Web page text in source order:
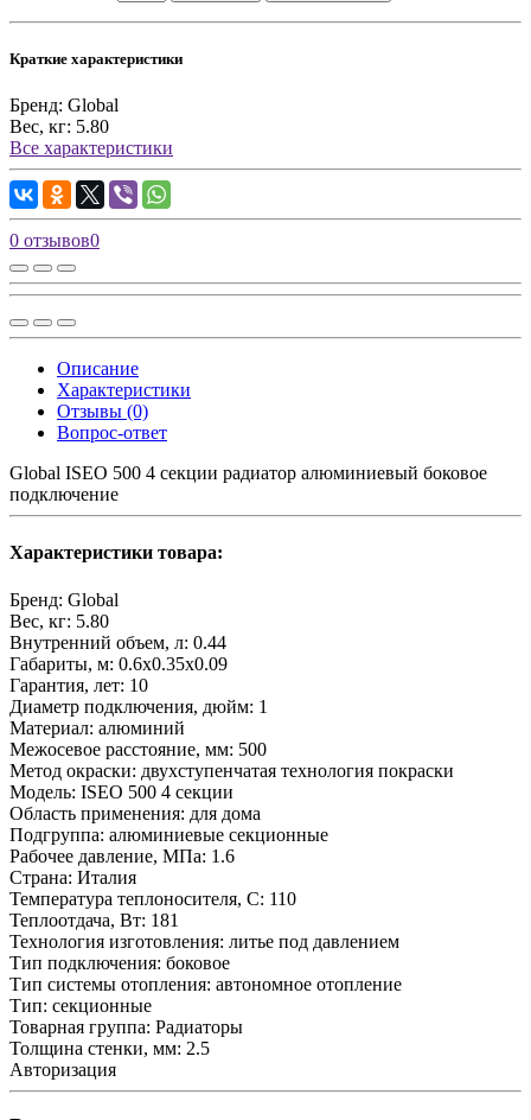
Краткие характеристики
Бренд: Global
Вес, кг: 5.80
Все характеристики
0 отзывов0
Описание
Характеристики
Отзывы (0)
Вопрос-ответ
Global ISEO 500 4 секции радиатор алюминиевый боковое
подключение
Характеристики товара:
Бренд: Global
Вес, кг: 5.80
Внутренний объем, л: 0.44
Габариты, м: 0.6x0.35x0.09
Гарантия, лет: 10
Диаметр подключения, дюйм: 1
Материал: алюминий
Межосевое расстояние, мм: 500
Метод окраски: двухступенчатая технология покраски
Модель: ISEO 500 4 секции
Область применения: для дома
Подгруппа: алюминиевые секционные
Рабочее давление, МПа: 1.6
Страна: Италия
Температура теплоносителя, С: 110
Теплоотдача, Вт: 181
Технология изготовления: литье под давлением
Тип подключения: боковое
Тип системы отопления: автономное отопление
Тип: секционные
Товарная группа: Радиаторы
Толщина стенки, мм: 2.5
Авторизация